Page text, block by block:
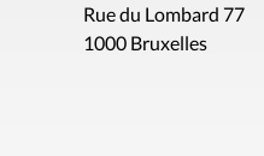
Rue du Lombard 77
1000 Bruxelles